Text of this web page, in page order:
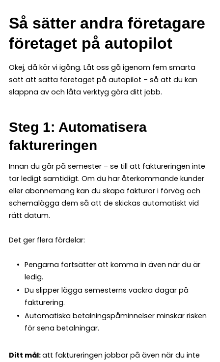
Så sätter andra företagare
företaget på autopilot
Okej, då kör vi igång. Låt oss gå igenom fem smarta
sätt att sätta företaget på autopilot – så att du kan
slappna av och låta verktyg göra ditt jobb.
Steg 1: Automatisera
faktureringen
Innan du går på semester – se till att faktureringen inte
tar ledigt samtidigt. Om du har återkommande kunder
eller abonnemang kan du skapa fakturor i förväg och
schemalägga dem så att de skickas automatiskt vid
rätt datum.
Det ger flera fördelar:
Pengarna fortsätter att komma in även när du är
ledig.
Du slipper lägga semesterns vackra dagar på
fakturering.
Automatiska betalningspåminnelser minskar risken
för sena betalningar.
Ditt mål:att faktureringen jobbar på även när du inte